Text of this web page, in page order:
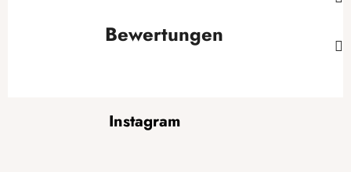
Bewertungen
Instagram